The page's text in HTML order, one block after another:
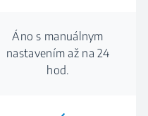
Áno s manuálnym
nastavením až na 24
hod.